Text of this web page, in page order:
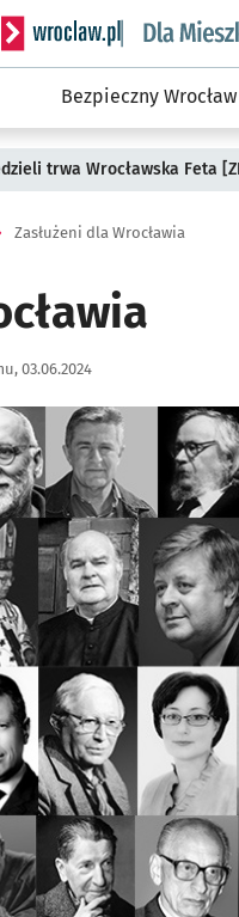
Serwis informacyjny
Bezpieczny Wrocław
trwa Wrocławska Feta
Zasłużeni dla Wrocławia
03.06.2024